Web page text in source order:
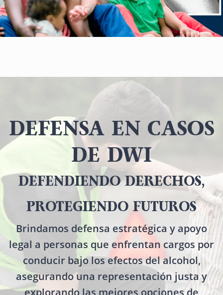
DEFENSA EN CASOS
DE DWI
DEFENDIENDO DERECHOS,
PROTEGIENDO FUTUROS
Brindamos defensa estratégica y apoyo
legal a personas que enfrentan cargos por
conducir bajo los efectos del alcohol,
asegurando una representación justa y